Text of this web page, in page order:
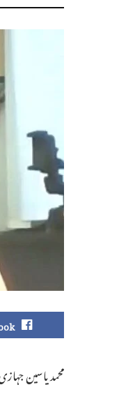
محمد یاسین